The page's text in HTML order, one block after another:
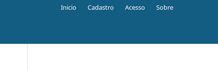
Inicio Cadastro Acesso Sobre